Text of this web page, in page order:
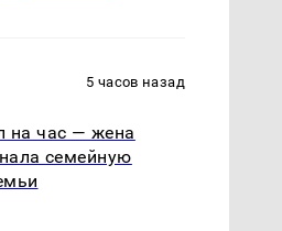
5 часов назад
на час — жена
семейную